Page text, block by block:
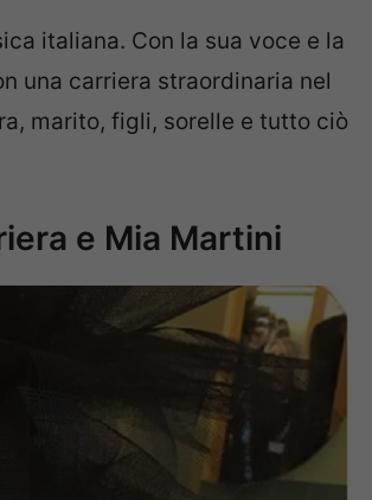
italiana. Con la sua voce e la
una carriera straordinaria nel
marito, figli, sorelle e tutto ciò
e Mia Martini